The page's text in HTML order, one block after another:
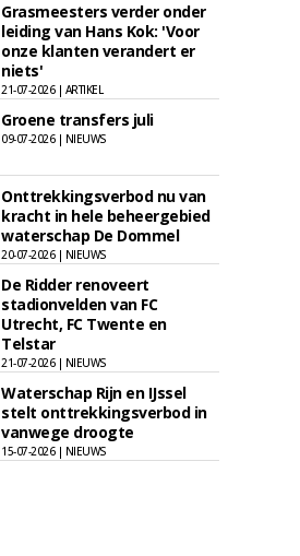
Grasmeesters verder onder
leiding van Hans Kok: 'Voor
onze klanten verandert er
niets'
21-07-2026 | ARTIKEL
Groene transfers juli
09-07-2026 | NIEUWS
Onttrekkingsverbod nu van
kracht in hele beheergebied
waterschap De Dommel
20-07-2026 | NIEUWS
De Ridder renoveert
stadionvelden van FC
Utrecht, FC Twente en
Telstar
21-07-2026 | NIEUWS
Waterschap Rijn en IJssel
stelt onttrekkingsverbod in
vanwege droogte
15-07-2026 | NIEUWS